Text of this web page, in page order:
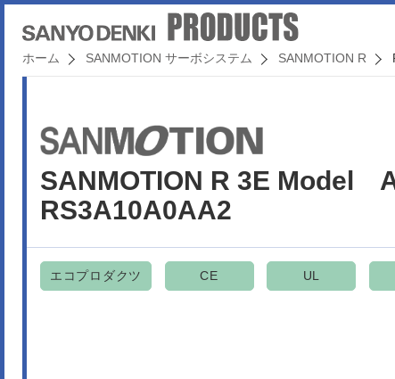
ホーム SANMOTION サーボシステム SANMOTION R
SANMOTION R 3E Model
RS3A10A0AA2
エコプロダクツ CE UL